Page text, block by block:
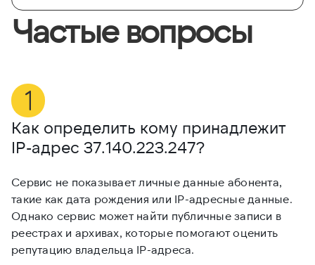
Частые вопросы
Как определить кому принадлежит
IP-адрес 37.140.223.247?
Сервис не показывает личные данные абонента,
такие как дата рождения или IP-адресные данные.
Однако сервис может найти публичные записи в
реестрах и архивах, которые помогают оценить
репутацию владельца IP-адреса.